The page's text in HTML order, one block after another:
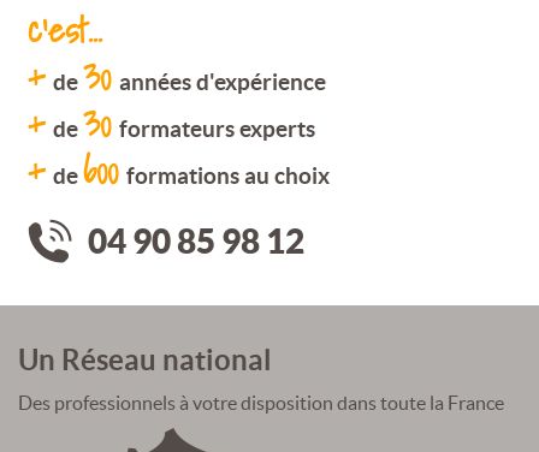
c'est...
+ de30 années d'expérience
+ de30 formateurs experts
+ de600 formations au choix
04 90 85 98 12
Un Réseau national
Des professionnels à votre disposition dans toute la France